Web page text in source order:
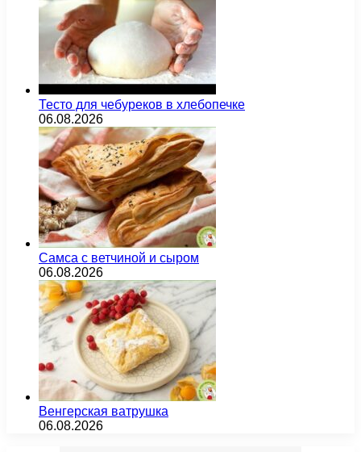
Тесто для чебуреков в хлебопечке
06.08.2026
Самса с ветчиной и сыром
06.08.2026
Венгерская ватрушка
06.08.2026